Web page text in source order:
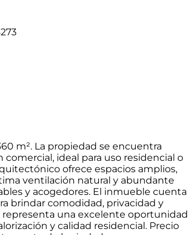
m². La propiedad se encuentra
ideal para uso residencial o
ofrece espacios amplios,
ventilación natural y abundante
y acogedores. El inmueble cuenta
brindar comodidad, privacidad y
representa una excelente oportunidad
y calidad residencial. Precio